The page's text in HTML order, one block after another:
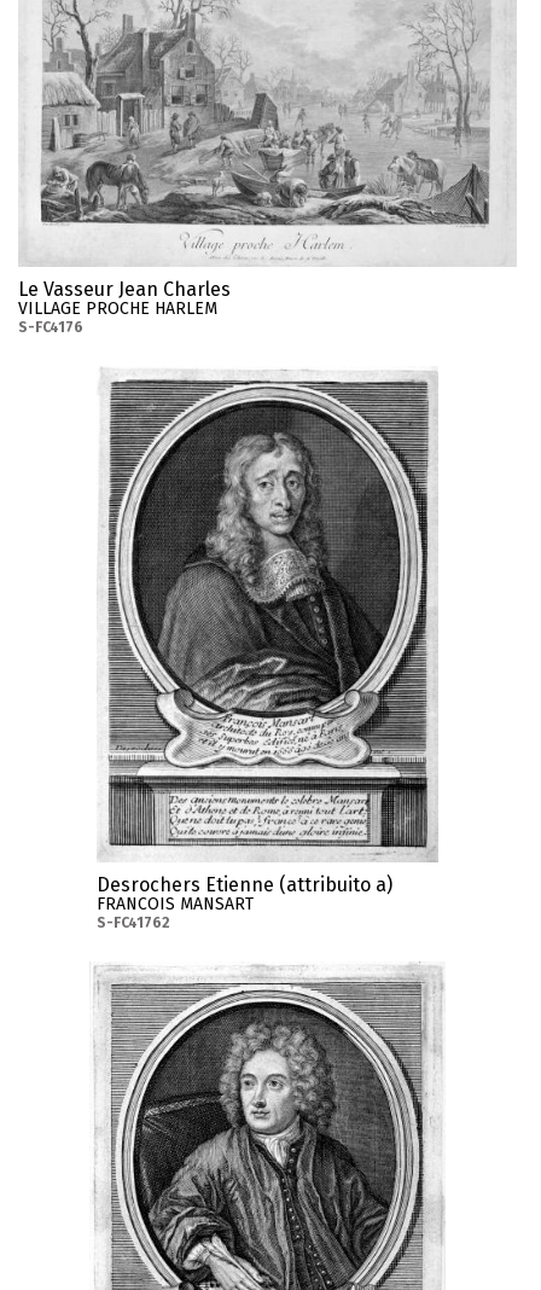
Le Vasseur Jean Charles
VILLAGE PROCHE HARLEM
S-FC4176
Desrochers Etienne (attribuito a)
FRANCOIS MANSART
S-FC41762